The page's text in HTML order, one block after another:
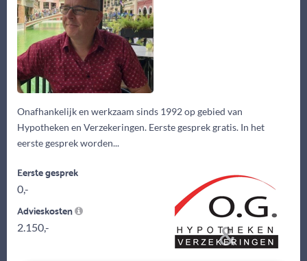
Onafhankelijk en werkzaam sinds 1992 op gebied van
Hypotheken en Verzekeringen. Eerste gesprek gratis. In het
eerste gesprek worden...
Eerste gesprek
0,-
Advieskosten
2.150,-